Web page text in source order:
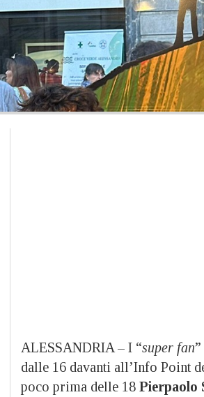
ALESSANDRIA – I “super fan
dalle 16 davanti all’Info Point
poco prima delle 18 Pierpaolo